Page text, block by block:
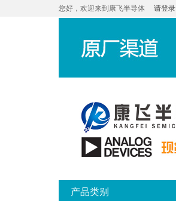
您好，欢迎来到康飞半导体 请登录
产品类别